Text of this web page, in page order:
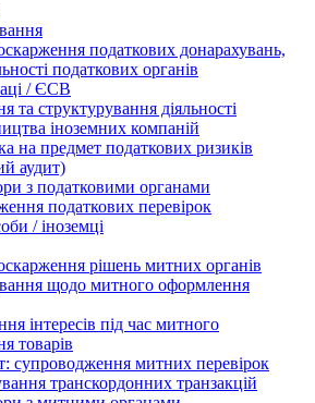
податкових донарахувань,
податкових органів
/ ЄСВ
та структурування діяльності
іноземних компаній
на предмет податкових ризиків
аудит)
з податковими органами
податкових перевірок
/ іноземці
рішень митних органів
щодо митного оформлення
інтересів під час митного
товарів
супроводження митних перевірок
транскордонних транзакцій